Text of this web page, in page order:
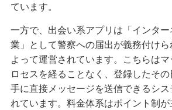
ています。
一方で、出会い系アプリは「インタ
業」として警察への届出が義務付け
よって運営されています。こちらは
ロセスを経ることなく、登録したそ
手に直接メッセージを送信できるシ
れています。料金体系はポイント制